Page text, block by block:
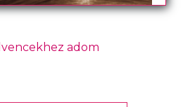
adom